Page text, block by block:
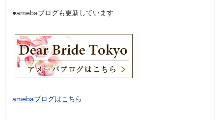
●amebaブログも更新しています
amebaブログはこちら